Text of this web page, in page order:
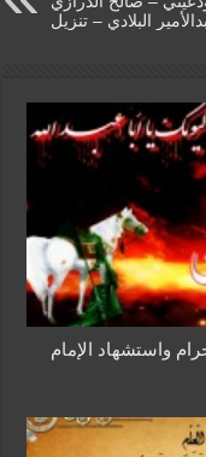
البلادي – تنزيل
واستشهاد الإمام